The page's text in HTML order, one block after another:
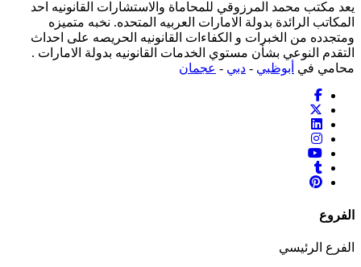
يعد مكتب محمد المرزوقي للمحاماة والاستشارات القانونيه احد
المكاتب الرائدة بدولة الامارات العربيه المتحده. نخبه متميزه
ومتجدده من الخبرات و الكفاءات القانونيه الحريصه على احداث
التقدم النوعي بشأن مستوي الخدمات القانونيه بدولة الامارات .
محامي في أبوظبي - دبي - عجمان
الفروع
الفرع الرئيسي